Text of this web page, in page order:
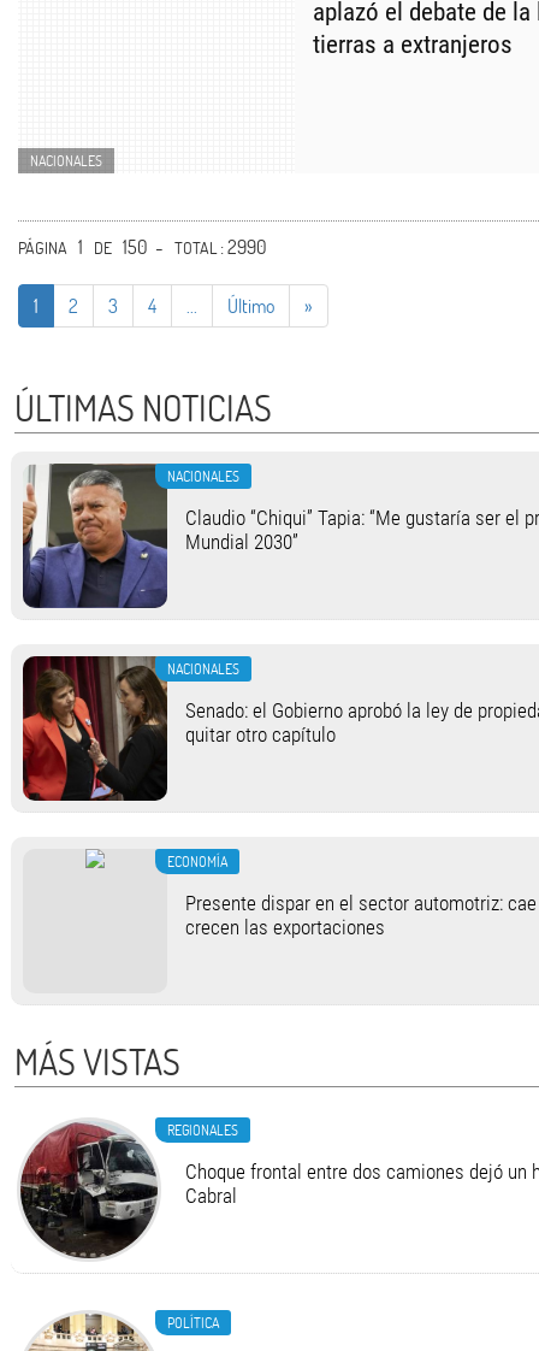
NACIONALES
aplazó el debate de
tierras a extranjeros
PÁGINA 1 DE 150 - TOTAL: 2990
1 2 3 4 Último »
ÚLTIMAS NOTICIAS
NACIONALES
Claudio “Chiqui” Tapia: “Me gustaría ser el
Mundial 2030”
NACIONALES
Senado: el Gobierno aprobó la ley de
quitar otro capítulo
ECONOMÍA
Presente dispar en el sector automotriz:
crecen las exportaciones
MÁS VISTAS
REGIONALES
Choque frontal entre dos camiones dejó un
Cabral
POLÍTICA